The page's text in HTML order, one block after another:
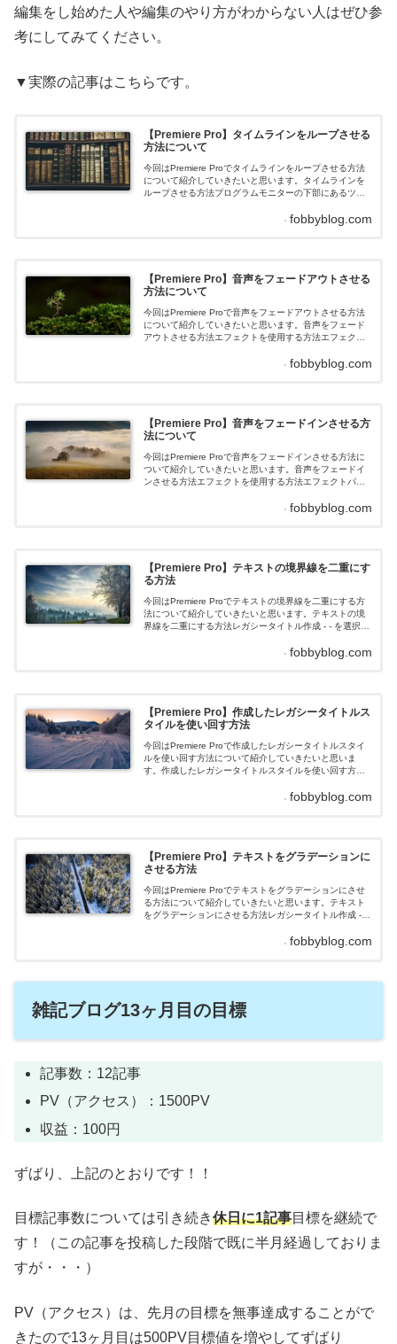
編集をし始めた人や編集のやり方がわからない人はぜひ参
考にしてみてください。
▼実際の記事はこちらです。
【Premiere Pro】タイムラインをループさせる
方法について
今回はPremiere Proでタイムラインをループさせる方法
について紹介していきたいと思います。タイムラインを
ループさせる方法プログラムモニターの下部にあるツー
タンエディターが表示されるので、再生ボタンに四角い
fobbyblog.com
【Premiere Pro】音声をフェードアウトさせる
方法について
今回はPremiere Proで音声をフェードアウトさせる方法
について紹介していきたいと思います。音声をフェード
アウトさせる方法エフェクトを使用する方法エフェクト
す。「クロスフェード」を開きます。指数フェードを選
fobbyblog.com
【Premiere Pro】音声をフェードインさせる方
法について
今回はPremiere Proで音声をフェードインさせる方法に
ついて紹介していきたいと思います。音声をフェードイ
ンさせる方法エフェクトを使用する方法エフェクトパネ
「クロスフェード」を開きます。指数フェードを選択し
fobbyblog.com
【Premiere Pro】テキストの境界線を二重にす
る方法
今回はPremiere Proでテキストの境界線を二重にする方
法について紹介していきたいと思います。テキストの境
界線を二重にする方法レガシータイトル作成 - - を選択し
キスト入力任意のテキストを入力します。※今回はわか
fobbyblog.com
【Premiere Pro】作成したレガシータイトルス
タイルを使い回す方法
今回はPremiere Proで作成したレガシータイトルスタイ
ルを使い回す方法について紹介していきたいと思いま
す。作成したレガシータイトルスタイルを使い回す方法
定したらOKをクリックします。テキスト入力使い回した
fobbyblog.com
【Premiere Pro】テキストをグラデーションに
させる方法
今回はPremiere Proでテキストをグラデーションにさせ
る方法について紹介していきたいと思います。テキスト
をグラデーションにさせる方法レガシータイトル作成 - -
ます。テキスト入力任意のテキストを入力します。※今
fobbyblog.com
雑記ブログ13ヶ月目の目標
記事数：12記事
PV（アクセス）：1500PV
収益：100円
ずばり、上記のとおりです！！
目標記事数については引き続き休日に1記事目標を継続で
す！（この記事を投稿した段階で既に半月経過しておりま
すが・・・）
PV（アクセス）は、先月の目標を無事達成することがで
きたので13ヶ月目は500PV目標値を増やしてずばり